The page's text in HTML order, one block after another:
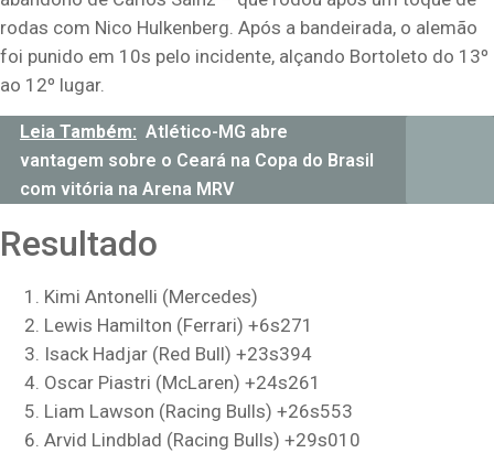
rodas com Nico Hulkenberg. Após a bandeirada, o alemão
foi punido em 10s pelo incidente, alçando Bortoleto do 13º
ao 12º lugar.
Leia Também: Atlético-MG abre
vantagem sobre o Ceará na Copa do Brasil
com vitória na Arena MRV
Resultado
Kimi Antonelli (Mercedes)
Lewis Hamilton (Ferrari) +6s271
Isack Hadjar (Red Bull) +23s394
Oscar Piastri (McLaren) +24s261
Liam Lawson (Racing Bulls) +26s553
Arvid Lindblad (Racing Bulls) +29s010